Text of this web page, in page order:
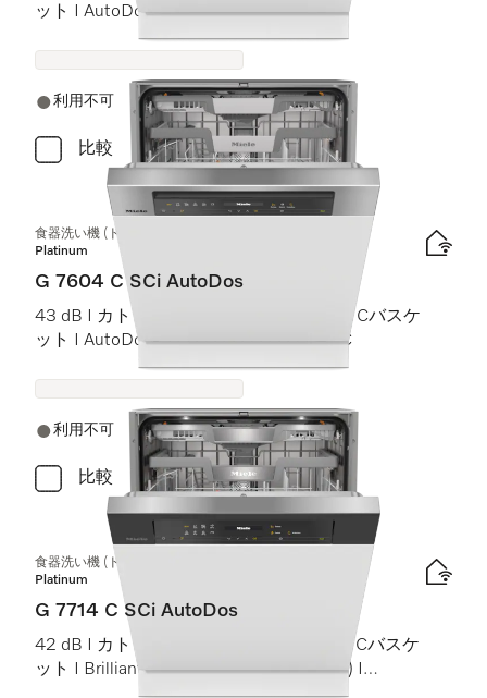
ット I AutoDos I Miele@home
利用不可
比較
食器洗い機 (ドア材取付専用タイプ)
Platinum
G 7604 C SCi AutoDos
43 dB I カトラリートレイ I ExtraComfort Cバスケ
ット I AutoDos I 高温洗浄・すすぎ 75 °C
利用不可
比較
食器洗い機 (ドア材取付専用タイプ)
Platinum
G 7714 C SCi AutoDos
42 dB I カトラリートレイ I MaxiComfort Cバスケ
ット I BrilliantLight (ブリリアントライト) I